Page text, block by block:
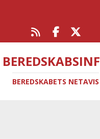
BEREDSKABETS NETAVIS